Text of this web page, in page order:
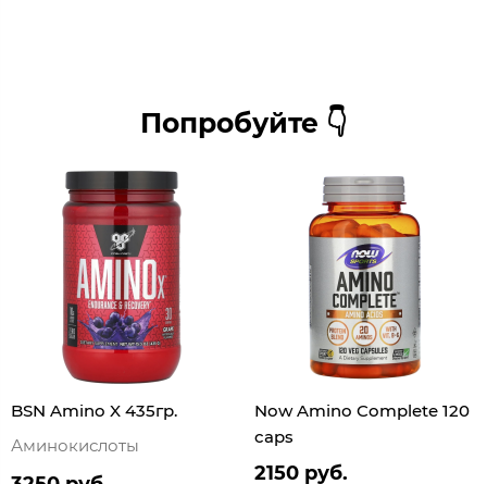
Попробуйте 👇
BSN Amino X 435гр.
Аминокислоты
Now Amino Complete 120
caps
2150 руб.